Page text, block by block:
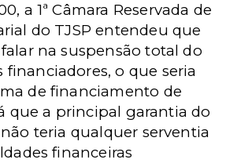
a 1ª Câmara Reservada de
do TJSP entendeu que
na suspensão total do
o que seria
de financiamento de
que a principal garantia do
teria qualquer serventia
financeiras